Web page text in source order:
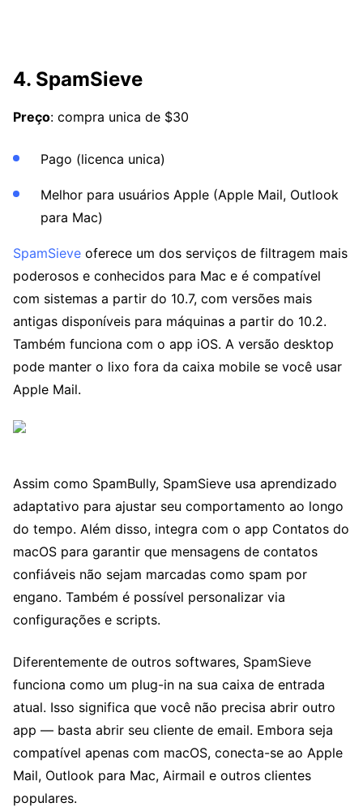
4. SpamSieve
Preço: compra unica de $30
Pago (licenca unica)
Melhor para usuários Apple (Apple Mail, Outlook
para Mac)
SpamSieve oferece um dos serviços de filtragem mais
poderosos e conhecidos para Mac e é compatível
com sistemas a partir do 10.7, com versões mais
antigas disponíveis para máquinas a partir do 10.2.
Também funciona com o app iOS. A versão desktop
pode manter o lixo fora da caixa mobile se você usar
Apple Mail.
Assim como SpamBully, SpamSieve usa aprendizado
adaptativo para ajustar seu comportamento ao longo
do tempo. Além disso, integra com o app Contatos do
macOS para garantir que mensagens de contatos
confiáveis não sejam marcadas como spam por
engano. Também é possível personalizar via
configurações e scripts.
Diferentemente de outros softwares, SpamSieve
funciona como um plug-in na sua caixa de entrada
atual. Isso significa que você não precisa abrir outro
app — basta abrir seu cliente de email. Embora seja
compatível apenas com macOS, conecta-se ao Apple
Mail, Outlook para Mac, Airmail e outros clientes
populares.